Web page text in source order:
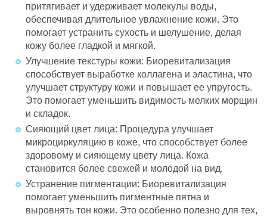
притягивает и удерживает молекулы воды,
обеспечивая длительное увлажнение кожи. Это
помогает устранить сухость и шелушение, делая
кожу более гладкой и мягкой.
Улучшение текстуры кожи: Биоревитализация
способствует выработке коллагена и эластина, что
улучшает структуру кожи и повышает ее упругость.
Это помогает уменьшить видимость мелких морщин
и складок.
Сияющий цвет лица: Процедура улучшает
микроциркуляцию в коже, что способствует более
здоровому и сияющему цвету лица. Кожа
становится более свежей и молодой на вид.
Устранение пигментации: Биоревитализация
помогает уменьшить пигментные пятна и
выровнять тон кожи. Это особенно полезно для тех,
Подробную информацию о покупке и
использовании сертификата можно узнать у
администратора или по телефону+7 (923)
495-10-10